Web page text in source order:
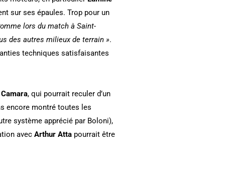
sur ses épaules. Trop pour un
lors du match à Saint-
des autres milieux de terrain ».
techniques satisfaisantes
, qui pourrait reculer d’un
encore montré toutes les
système apprécié par Boloni),
avec Arthur Atta pourrait être